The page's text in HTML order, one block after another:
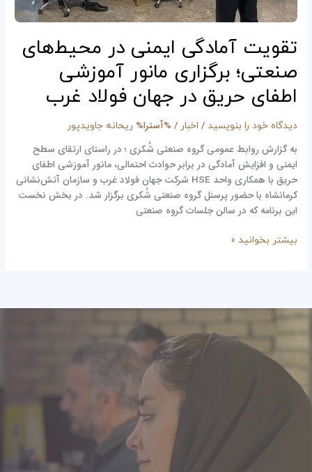
تقویت آمادگی ایمنی در محیط‌های
صنعتی؛ برگزاری مانور آموزشی
اطفای حریق در جهان فولاد غرب
دیدگاه‌ خود را بنویسید / اخبار / %آسترا% ریحانه جاویدپور
به گزارش روابط عمومی گروه صنعتی شُکری ؛ در راستای ارتقای سطح
ایمنی و افزایش آمادگی در برابر حوادث احتمالی، مانور آموزشی اطفای
حریق با همکاری واحد HSE شرکت جهان فولاد غرب و سازمان آتش‌نشانی
کرمانشاه با حضور پرسنل گروه صنعتی شُکری برگزار شد. در بخش نخست
این برنامه که در سالن جلسات گروه صنعتی
اطفای
حریق
در
جهان
فولاد
بیشتر بخوانید »